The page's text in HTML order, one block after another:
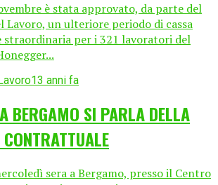
è stata approvato, da parte del
Lavoro, un ulteriore periodo di cassa
straordinaria per i 321 lavoratori del
13 anni fa
BERGAMO SI PARLA DELLA
sera a Bergamo, presso il Centro